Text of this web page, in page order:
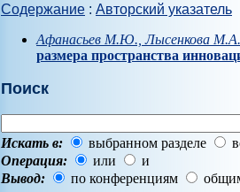
Содержание : Авторский указатель
Афанасьев М.Ю., Лысенкова М.А.
размера пространства
Поиск
Искать в: выбранном разделе
Операция:
или
и
Вывод:
по конференциям